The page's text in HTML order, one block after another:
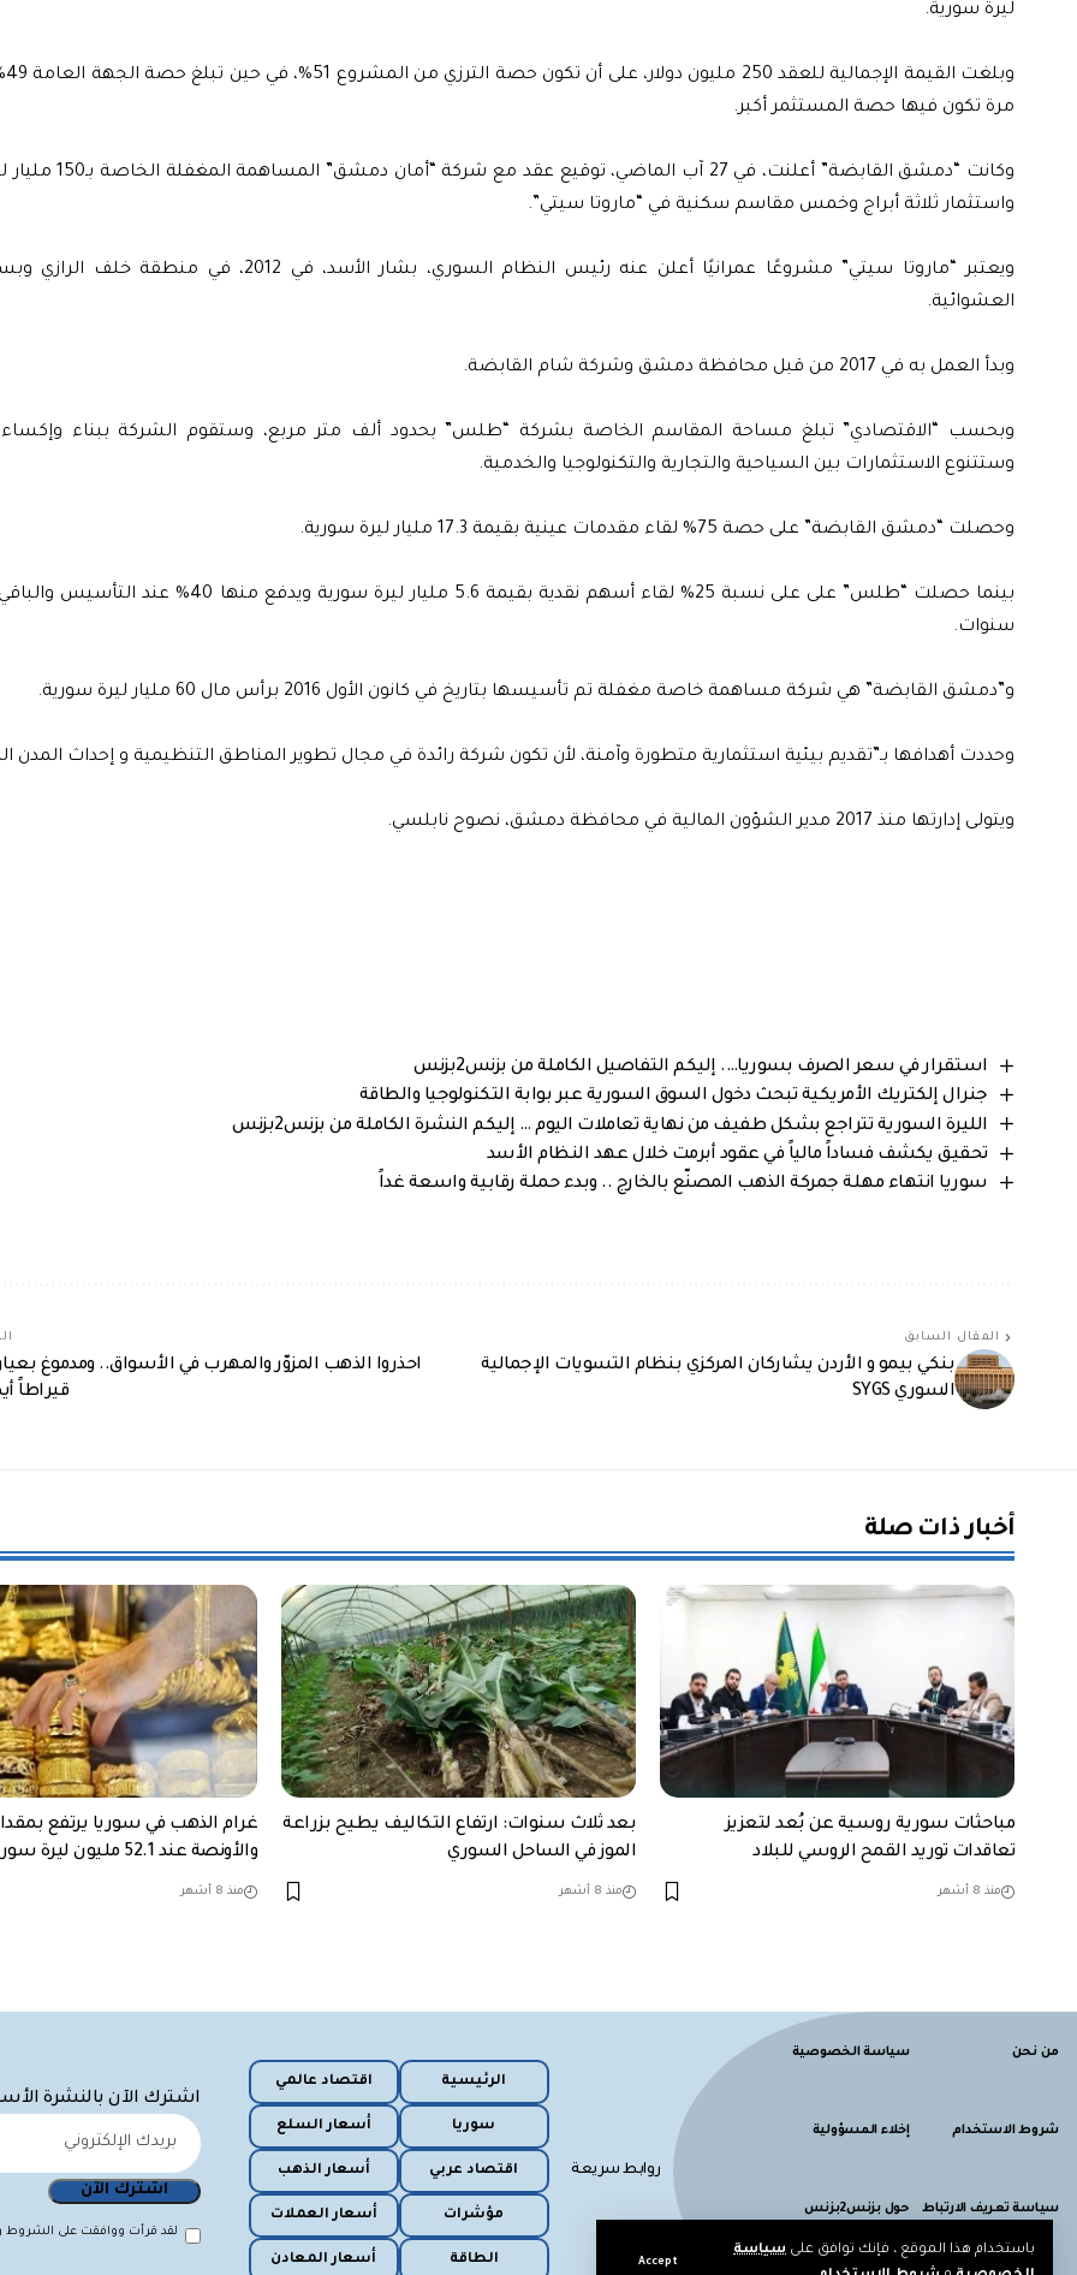
باستخدام هذا الموقع ، فإنك توافق على سياسة
Accept
ليرة سورية.
مرة تكون فيها حصة المستثمر أكبر.
وكانت “دمشق القابضة” أعلنت، في 27 آب
واستثمار ثلاثة أبراج وخمس مقاسم سكنية في “ماروتا سيتي”.
ويعتبر “ماروتا سيتي” مشروعًا عمرانيًا أعلن عنه رئيس النظام السوري، بشار الأسد، في 2012،
العشوائية.
وبدأ العمل به في 2017 من قبل محافظة دمشق وشركة شام القابضة.
وبحسب “الاقتصادي” تبلغ مساحة المقاسم الخاصة بشركة “طلس” بحدود ألف متر مربع، وستقوم الشركة ببناء وإكساء
وستتنوع الاستثمارات بين السياحية والتجارية والتكنولوجيا والخدمية.
وحصلت “دمشق القابضة” على حصة 75% لقاء مقدمات عينية بقيمة 17.3 مليار ليرة سورية.
بينما حصلت “طلس” على على نسبة 25% لقاء أسهم نقدية بقيمة 5.6 مليار ليرة سورية ويدفع
سنوات.
و”دمشق القابضة” هي شركة مساهمة خاصة مغفلة تم تأسيسها بتاريخ في كانون الأول 2016 برأس مال 60 مليار ليرة سورية.
وحددت أهدافها بـ”تقديم بيئية استثمارية متطورة وآمنة، لأن تكون شركة رائدة في مجال تطوير المناطق التنظيمية و إحداث المدن
ويتولى إدارتها منذ 2017 مدير الشؤون المالية في محافظة دمشق، نصوح نابلسي.
استقرار في سعر الصرف بسوريا…. إليكم التفاصيل الكاملة من بزنس2بزنس
جنرال إلكتريك الأمريكية تبحث دخول السوق السورية عبر بوابة التكنولوجيا والطاقة
الليرة السورية تتراجع بشكل طفيف من نهاية تعاملات اليوم … إليكم النشرة الكاملة من بزنس2بزنس
تحقيق يكشف فساداً مالياً في عقود أبرمت خلال عهد النظام الأسد
سوريا انتهاء مهلة جمركة الذهب المصنّع بالخارج .. وبدء حملة رقابية واسعة غداً
المقال السابق
بنكي بيمو و الأردن يشاركان المركزي بنظام التسويات الإجمالية
السوري SYGS
قيراطاً
أخبار ذات صلة
مباحثات سورية روسية عن بُعد لتعزيز
تعاقدات توريد القمح الروسي للبلاد
منذ 8 أشهر
بعد ثلاث سنوات: ارتفاع التكاليف يطيح بزراعة
الموز في الساحل السوري
منذ 8 أشهر
والأونصة عند 52.1 مليون ليرة سورية
منذ 8 أشهر
من نحن سياسة الخصوصية
شروط الاستخدام إخلاء المسؤولية
سياسة تعريف الارتباط حول بزنس2بزنس
روابط سريعة
الرئيسية اقتصاد عالمي
سوريا أسعار السلع
اقتصاد عربي أسعار الذهب
مؤشرات أسعار العملات
الطاقة أسعار المعادن
اشترك الآن بالنشرة
لقد قرأت ووافقت على الشروط